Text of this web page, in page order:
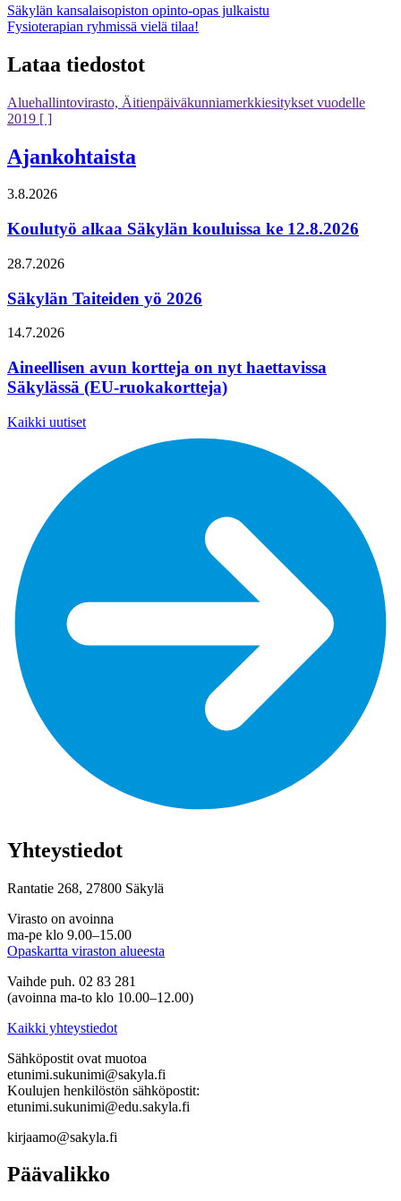
Artikkelien
selaus
Säkylän kansalaisopiston opinto-opas julkaistu
Fysioterapian ryhmissä vielä tilaa!
Lataa tiedostot
Aluehallintovirasto, Äitienpäiväkunniamerkkiesitykset vuodelle
2019 [ ]
Ajankohtaista
3.8.2026
Koulutyö alkaa Säkylän kouluissa ke 12.8.2026
28.7.2026
Säkylän Taiteiden yö 2026
14.7.2026
Aineellisen avun kortteja on nyt haettavissa
Säkylässä (EU-ruokakortteja)
Kaikki uutiset
Yhteystiedot
Rantatie 268, 27800 Säkylä
Virasto on avoinna
ma-pe klo 9.00–15.00
Opaskartta viraston alueesta
Vaihde puh. 02 83 281
(avoinna ma-to klo 10.00–12.00)
Kaikki yhteystiedot
Sähköpostit ovat muotoa
etunimi.sukunimi@sakyla.fi
Koulujen henkilöstön sähköpostit:
etunimi.sukunimi@edu.sakyla.fi
kirjaamo@sakyla.fi
Päävalikko